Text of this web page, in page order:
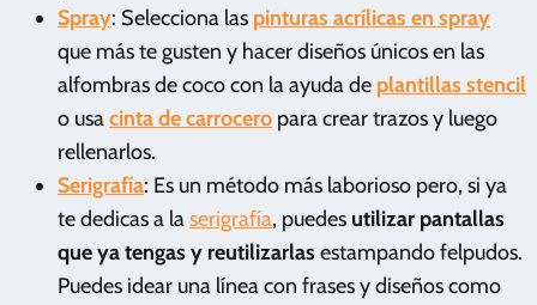
Spray: Selecciona las pinturas acrílicas en spray
que más te gusten y hacer diseños únicos en las
alfombras de coco con la ayuda de plantillas stencil
o usacinta de carrocero para crear trazos y luego
rellenarlos.
Serigrafía: Es un método más laborioso pero, si ya
te dedicas a laserigrafía, puedes utilizar pantallas
que ya tengas y reutilizarlas estampando felpudos.
Puedes idear una línea con frases y diseños como